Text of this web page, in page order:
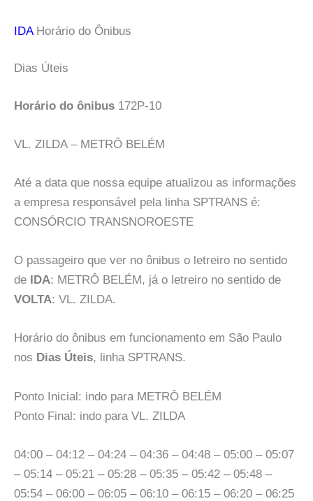
IDAHorário do Ônibus
Dias Úteis
Horário do ônibus 172P-10
VL. ZILDA – METRÔ BELÉM
Até a data que nossa equipe atualizou as informações
a empresa responsável pela linha SPTRANS é:
CONSÓRCIO TRANSNOROESTE
O passageiro que ver no ônibus o letreiro no sentido
de
IDA: METRÔ BELÉM, já o letreiro no sentido de
VOLTA: VL. ZILDA.
Horário do ônibus em funcionamento em São Paulo
nos Dias Úteis, linha SPTRANS.
Ponto Inicial: indo para METRÔ BELÉM
Ponto Final: indo para VL. ZILDA
04:00 – 04:12 – 04:24 – 04:36 – 04:48 – 05:00 – 05:07
– 05:14 – 05:21 – 05:28 – 05:35 – 05:42 – 05:48 –
05:54 – 06:00 – 06:05 – 06:10 – 06:15 – 06:20 – 06:25